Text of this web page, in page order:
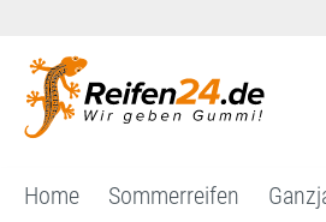
Home Sommerreifen